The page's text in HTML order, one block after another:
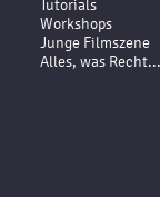
Tutorials
Workshops
Junge Filmszene
Alles, was Recht...